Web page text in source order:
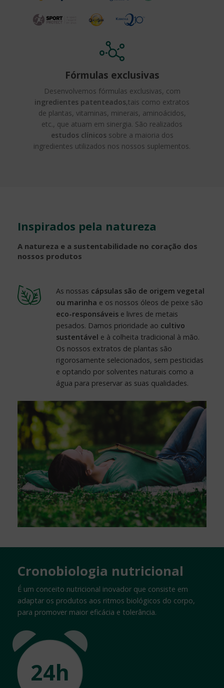
Fórmulas exclusivas
Desenvolvemos fórmulas exclusivas, com
ingredientes patenteados,tais como extratos
de plantas, vitaminas, minerais, aminoácidos,
etc., que atuam em sinergia. São realizados
estudos clínicossobre a maioria dos
ingredientes utilizados nos nossos suplementos.
Inspirados pela natureza
A natureza e a sustentabilidade no coração dos
nossos produtos
As nossas cápsulas são de origem vegetal
ou marinha e os nossos óleos de peixe são
eco-responsáveise livres de metais
pesados. Damos prioridade ao cultivo
sustentável e à colheita tradicional à mão.
Os nossos extratos de plantas são
rigorosamente selecionados, sem pesticidas
e optando por solventes naturais como a
água para preservar as suas qualidades.
Cronobiologia nutricional
É um conceito nutricional inovador que consiste em
adaptar os produtos aos ritmos biológicos do corpo,
para promover maior eficácia e tolerância.
24h